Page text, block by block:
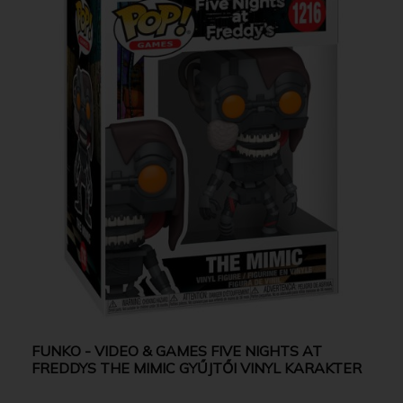
FUNKO - VIDEO & GAMES FIVE NIGHTS AT
FREDDYS THE MIMIC GYŰJTŐI VINYL KARAKTER